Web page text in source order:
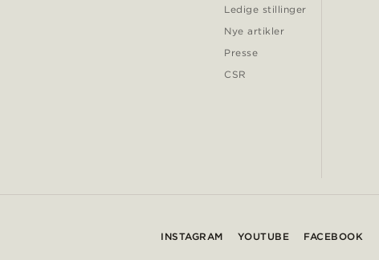
Ledige stillinger
Nye artikler
Presse
CSR
INSTAGRAM YOUTUBE FACEBOOK